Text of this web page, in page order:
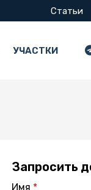
Статьи
УЧАСТКИ
Запросить
Имя